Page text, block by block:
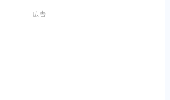
広告